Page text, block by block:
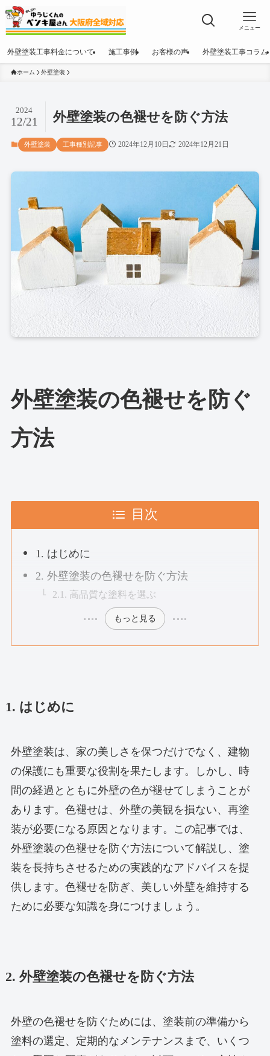
メニュー
外壁塗装工事料金について 施工事例 お客様の声 外壁塗装工事コラム
ホーム 外壁塗装
外壁塗装の色褪せを防ぐ方法
2024
12/21
外壁塗装 工事種別記事 2024年12月10日 2024年12月21日
外壁塗装の色褪せを防ぐ
方法
目次
1. はじめに
2. 外壁塗装の色褪せを防ぐ方法
2.1. 高品質な塗料を選ぶ
もっと見る
1. はじめに
外壁塗装は、家の美しさを保つだけでなく、建物
の保護にも重要な役割を果たします。しかし、時
間の経過とともに外壁の色が褪せてしまうことが
あります。色褪せは、外壁の美観を損ない、再塗
装が必要になる原因となります。この記事では、
外壁塗装の色褪せを防ぐ方法について解説し、塗
装を長持ちさせるための実践的なアドバイスを提
供します。色褪せを防ぎ、美しい外壁を維持する
ために必要な知識を身につけましょう。
2. 外壁塗装の色褪せを防ぐ方法
外壁の色褪せを防ぐためには、塗装前の準備から
塗料の選定、定期的なメンテナンスまで、いくつ